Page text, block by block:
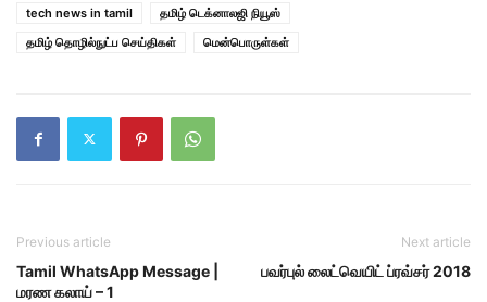
tech news in tamil
தமிழ் டெக்னாலஜி நியூஸ்
தமிழ் தொழில்நுட்ப செய்திகள்
மென்பொருள்கள்
Previous article
Tamil WhatsApp Message |
மரண கலாய் – 1
Next article
பவர்புல் லைட்வெயிட் ப்ரவ்சர் 2018